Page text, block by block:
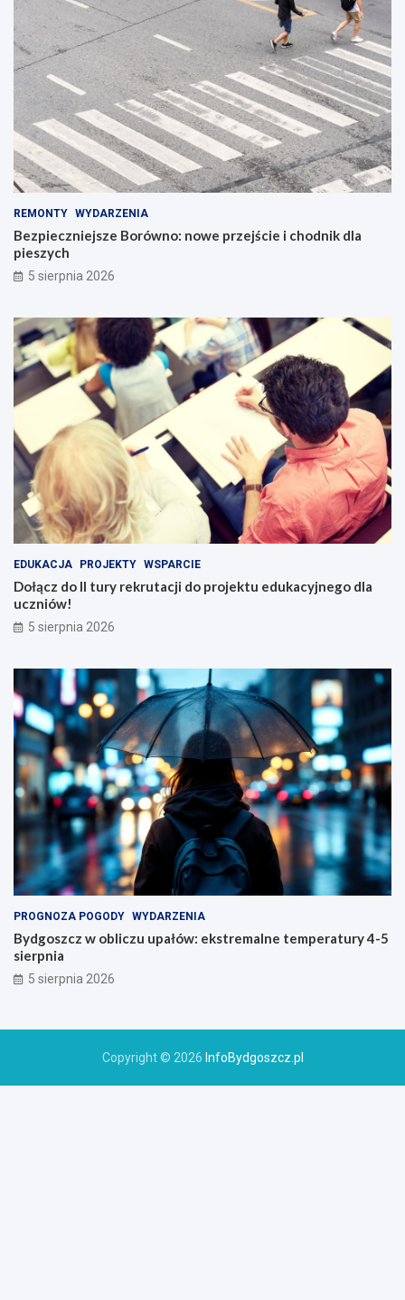
REMONTY WYDARZENIA
Bezpieczniejsze Borówno: nowe przejście i chodnik dla
pieszych
5 sierpnia 2026
EDUKACJA PROJEKTY WSPARCIE
Dołącz do II tury rekrutacji do projektu edukacyjnego dla
uczniów!
5 sierpnia 2026
PROGNOZA POGODY WYDARZENIA
Bydgoszcz w obliczu upałów: ekstremalne temperatury 4-5
sierpnia
5 sierpnia 2026
Copyright © 2026 InfoBydgoszcz.pl